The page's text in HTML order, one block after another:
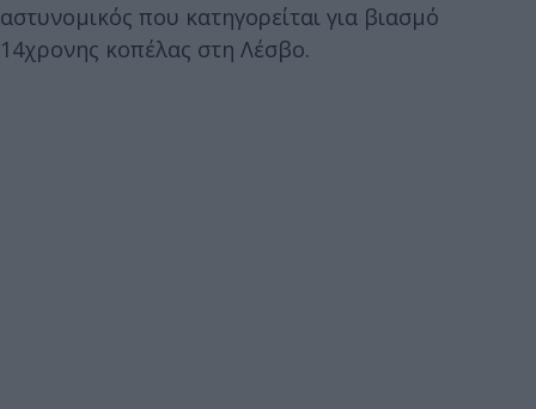
αστυνομικός που κατηγορείται για βιασμό
14χρονης κοπέλας στη Λέσβο.